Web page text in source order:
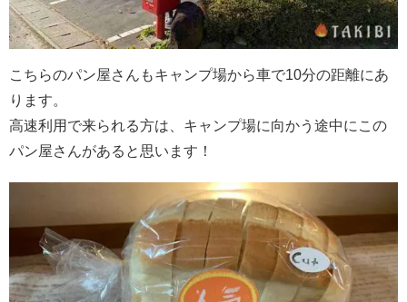
こちらのパン屋さんもキャンプ場から車で10分の距離にあ
ります。
高速利用で来られる方は、キャンプ場に向かう途中にこの
パン屋さんがあると思います！